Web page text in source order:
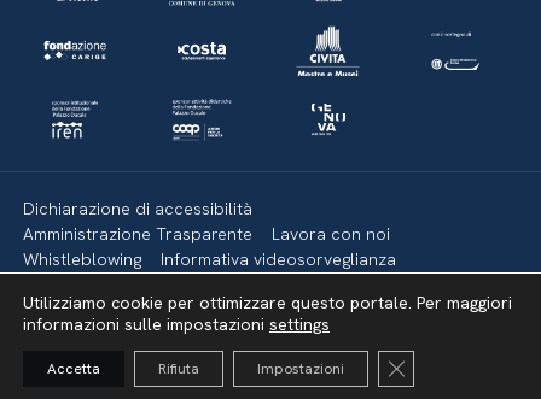
Dichiarazione di accessibilità
Amministrazione Trasparente
Lavora con noi
Whistleblowing
Informativa videosorveglianza
Mappa del sito
Torna su
Utilizziamo cookie per ottimizzare questo portale. Per maggiori
informazioni sulle impostazioni settings
Accetta Rifiuta Impostazioni Close GDPR